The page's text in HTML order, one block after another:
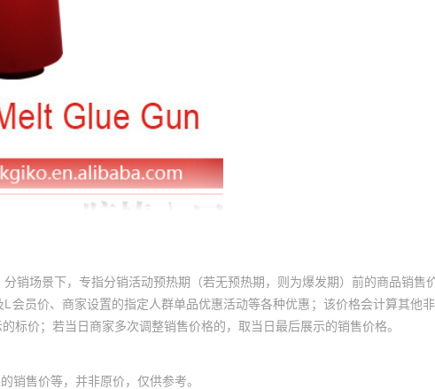
销场景下，专指分销活动预热期（若无预热期，则为爆发期）前的商品销售
员价、商家设置的指定人群单品优惠活动等各种优惠；该价格会计算其他
价；若当日商家多次调整销售价格的，取当日最后展示的销售价格。
销售价等，并非原价，仅供参考。